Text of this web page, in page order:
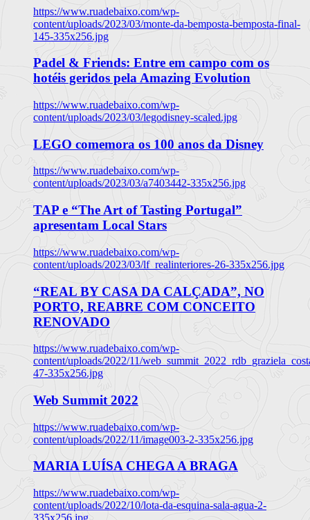
https://www.ruadebaixo.com/wp-
content/uploads/2023/03/monte-da-bemposta-bemposta-final-
145-335x256.jpg
Padel & Friends: Entre em campo com os
hotéis geridos pela Amazing Evolution
https://www.ruadebaixo.com/wp-
content/uploads/2023/03/legodisney-scaled.jpg
LEGO comemora os 100 anos da Disney
https://www.ruadebaixo.com/wp-
content/uploads/2023/03/a7403442-335x256.jpg
TAP e “The Art of Tasting Portugal”
apresentam Local Stars
https://www.ruadebaixo.com/wp-
content/uploads/2023/03/lf_realinteriores-26-335x256.jpg
“REAL BY CASA DA CALÇADA”, NO
PORTO, REABRE COM CONCEITO
RENOVADO
https://www.ruadebaixo.com/wp-
content/uploads/2022/11/
47-335x256.jpg
Web Summit 2022
https://www.ruadebaixo.com/wp-
content/uploads/2022/11/image003-2-335x256.jpg
MARIA LUÍSA CHEGA A BRAGA
https://www.ruadebaixo.com/wp-
content/uploads/2022/10/lota-da-esquina-sala-agua-2-